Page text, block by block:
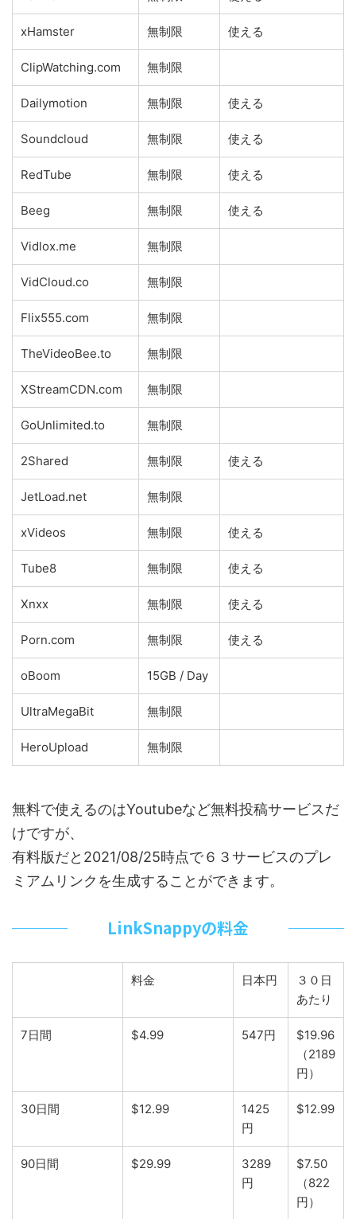
xHamster 無制限 使える
ClipWatching.com 無制限
Dailymotion 無制限 使える
Soundcloud 無制限 使える
RedTube 無制限 使える
Beeg 無制限 使える
Vidlox.me 無制限
VidCloud.co 無制限
Flix555.com 無制限
TheVideoBee.to 無制限
XStreamCDN.com 無制限
GoUnlimited.to 無制限
2Shared 無制限 使える
JetLoad.net 無制限
xVideos 無制限 使える
Tube8 無制限 使える
Xnxx 無制限 使える
Porn.com 無制限 使える
oBoom 15GB / Day
UltraMegaBit 無制限
HeroUpload 無制限
無料で使えるのはYoutubeなど無料投稿サービスだ
けですが、
有料版だと2021/08/25時点で６３サービスのプレ
ミアムリンクを生成することができます。
LinkSnappyの料金
料金 日本円
３０日
あたり
7日間 $4.99 547円
$19.96
（2189
円）
30日間 $12.99
1425
円
$12.99
90日間 $29.99
3289
円
$7.50
（822
円）